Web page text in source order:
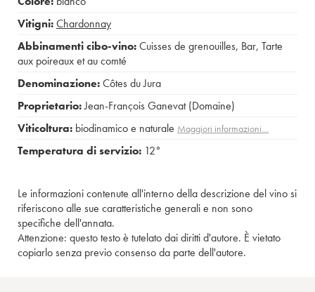
Vitigni:Chardonnay
Abbinamenti cibo-vino:Cuisses de grenouilles, Bar, Tarte
aux poireaux et au comté
Denominazione:Côtes du Jura
Proprietario:Jean-François Ganevat (Domaine)
Viticoltura: biodinamico e naturale Maggiori informazioni…
Temperatura di servizio: 12°
Le informazioni contenute all'interno della descrizione del vino si
riferiscono alle sue caratteristiche generali e non sono
specifiche dell'annata.
Attenzione: questo testo è tutelato dai diritti d'autore. È vietato
copiarlo senza previo consenso da parte dell'autore.